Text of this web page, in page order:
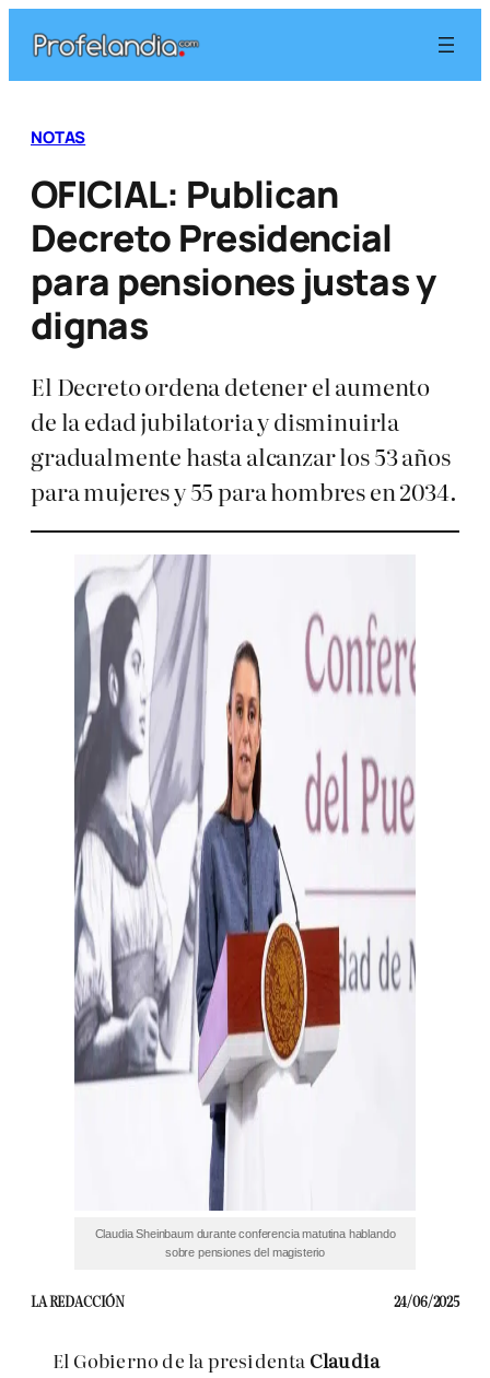
contenido
NOTAS
OFICIAL: Publican
Decreto Presidencial
para pensiones justas y
dignas
El Decreto ordena detener el aumento
de la edad jubilatoria y disminuirla
gradualmente hasta alcanzar los 53 años
para mujeres y 55 para hombres en 2034.
Claudia Sheinbaum durante conferencia matutina hablando
sobre pensiones del magisterio
LA REDACCIÓN 24/06/2025
El Gobierno de la presidenta Claudia